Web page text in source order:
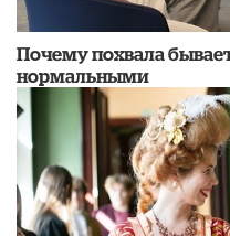
​Почему похвала
нормальными